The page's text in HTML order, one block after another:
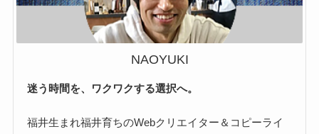
NAOYUKI
迷う時間を、ワクワクする選択へ。
福井生まれ福井育ちのWebクリエイター＆コピーライ